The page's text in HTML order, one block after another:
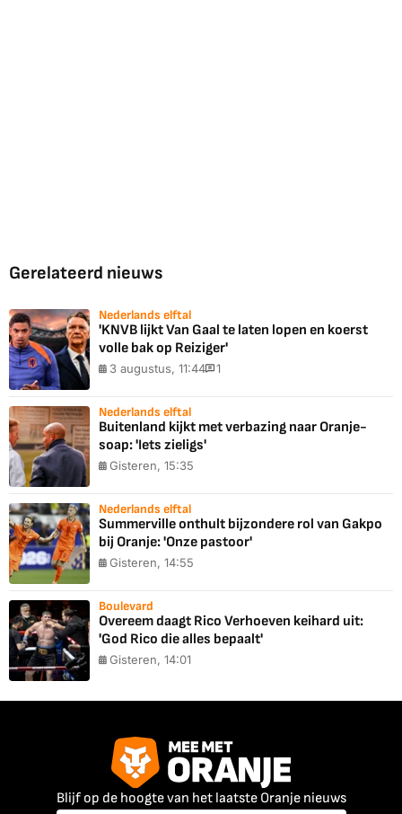
Gerelateerd nieuws
Nederlands elftal
'KNVB lijkt Van Gaal te laten lopen en koerst
volle bak op Reiziger'
3 augustus, 11:44 1
Nederlands elftal
Buitenland kijkt met verbazing naar Oranje-
soap: 'Iets zieligs'
Gisteren, 15:35
Nederlands elftal
Summerville onthult bijzondere rol van Gakpo
bij Oranje: 'Onze pastoor'
Gisteren, 14:55
Boulevard
Overeem daagt Rico Verhoeven keihard uit:
'God Rico die alles bepaalt'
Gisteren, 14:01
Blijf op de hoogte van het laatste Oranje nieuws